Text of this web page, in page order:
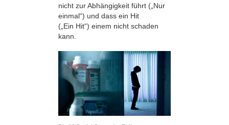
nicht zur Abhängigkeit führt („Nur
einmal“) und dass ein Hit
(„Ein Hit“) einem nicht schaden
kann.